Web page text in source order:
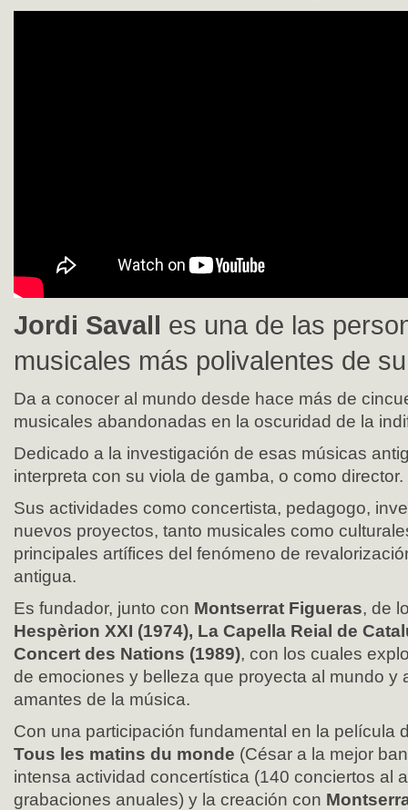
Jordi Savall es una de las
musicales más polivalentes de
Da a conocer al mundo desde hace más de
musicales abandonadas en la oscuridad de la
Dedicado a la investigación de esas músicas
interpreta con su viola de gamba, o como director.
Sus actividades como concertista, pedagogo,
nuevos proyectos, tanto musicales como
principales artífices del fenómeno de
antigua.
Es fundador, junto con Montserrat Figueras, de
Hespèrion XXI (1974), La Capella Reial de
Concert des Nations (1989), con los cuales
de emociones y belleza que proyecta al mundo y
amantes de la música.
Con una participación fundamental en la película
Tous les matins du monde (César a la mejor
intensa actividad concertística (140 conciertos al
grabaciones anuales) y la creación con